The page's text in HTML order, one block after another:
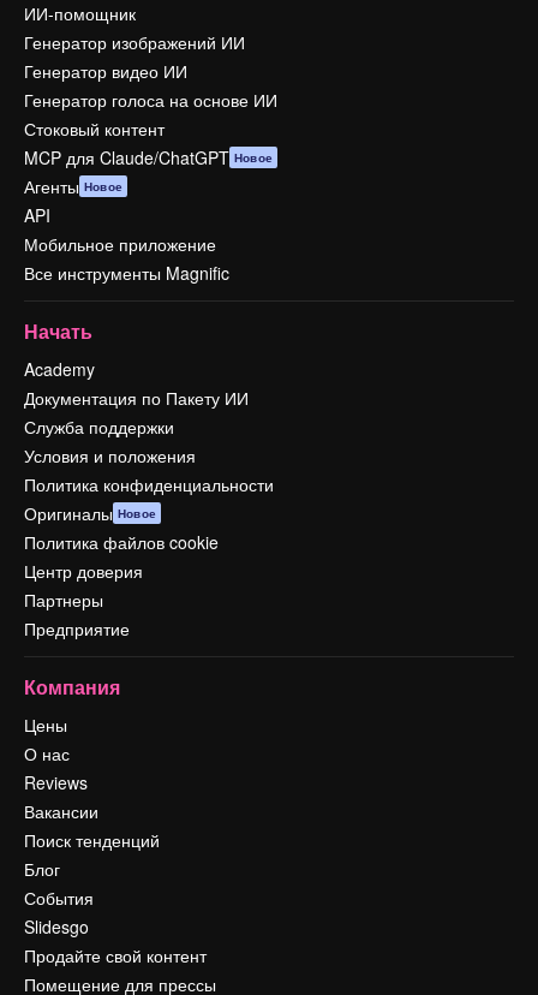
ИИ-помощник
Генератор изображений ИИ
Генератор видео ИИ
Генератор голоса на основе ИИ
Стоковый контент
MCP для Claude/ChatGPT Новое
Агенты Новое
API
Мобильное приложение
Все инструменты Magnific
Начать
Academy
Документация по Пакету ИИ
Служба поддержки
Условия и положения
Политика конфиденциальности
Оригиналы Новое
Политика файлов cookie
Центр доверия
Партнеры
Предприятие
Компания
Цены
О нас
Reviews
Вакансии
Поиск тенденций
Блог
События
Slidesgo
Продайте свой контент
Помещение для прессы